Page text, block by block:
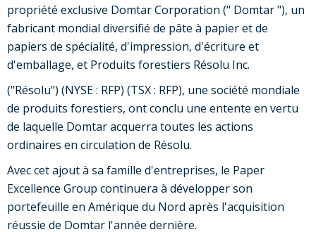
propriété exclusive Domtar Corporation (" Domtar "), un
fabricant mondial diversifié de pâte à papier et de
papiers de spécialité, d'impression, d'écriture et
d'emballage, et Produits forestiers Résolu Inc.
("Résolu") (NYSE : RFP) (TSX : RFP), une société mondiale
de produits forestiers, ont conclu une entente en vertu
de laquelle Domtar acquerra toutes les actions
ordinaires en circulation de Résolu.
Avec cet ajout à sa famille d'entreprises, le Paper
Excellence Group continuera à développer son
portefeuille en Amérique du Nord après l'acquisition
réussie de Domtar l'année dernière.